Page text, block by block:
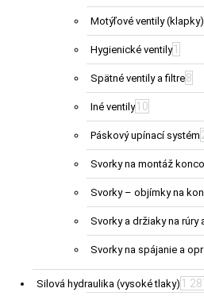
Motýľové ventily (klapky)
Hygienické ventily 1
Spätné ventily a filtre8
Iné ventily 10
Páskový upínací systém
Svorky na montáž
Svorky – objímky na
Svorky a držiaky na rúry
Svorky na spájanie a
Silová hydraulika (vysoké tlaky) 1